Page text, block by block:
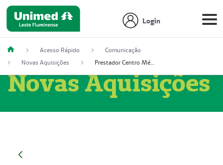
Login
Acesso Rápido
Comunicação
Novas Aquisições
Prestador Centro Médico Vitória Ltda, 51004350-4: Centro Médico Vitória Ltda (Nome Fantasia: Policlínica Master)
Novas Aquisições